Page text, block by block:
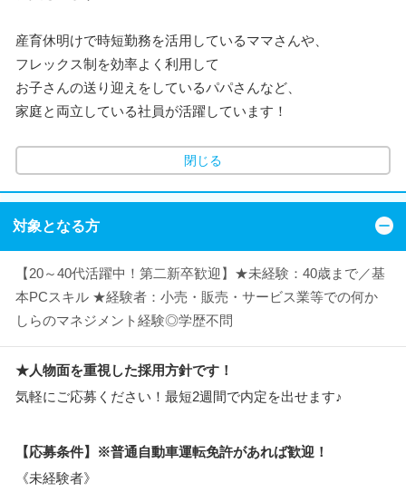
産育休明けで時短勤務を活用しているママさんや、
フレックス制を効率よく利用して
お子さんの送り迎えをしているパパさんなど、
家庭と両立している社員が活躍しています！
閉じる
対象となる方
【20～40代活躍中！第二新卒歓迎】★未経験：40歳まで／基
本PCスキル ★経験者：小売・販売・サービス業等での何か
しらのマネジメント経験◎学歴不問
★人物面を重視した採用方針です！
気軽にご応募ください！最短2週間で内定を出せます♪
【応募条件】※普通自動車運転免許があれば歓迎！
《未経験者》